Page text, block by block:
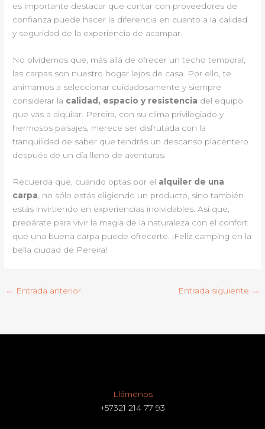
es importante destacar que contar con proveedores de
confianza puede hacer la diferencia en cuanto a la calidad
y seguridad de la experiencia de acampar.
No olvidemos que, más allá de ofrecer un techo temporal,
las carpas son nuestro hogar lejos de casa. Por ello, te
animamos a seleccionar cuidadosamente y siempre
considerar la calidad, espacio y resistencia del equipo
que vas a alquilar. Pereira, con su clima privilegiado y
hermosos paisajes, merece ser disfrutada con la
tranquilidad de saber que tendrás un descanso placentero
después de un día lleno de aventuras.
Recuerda que, cuando optas por el alquiler de una
carpa , no sólo estás eligiendo un producto, sino también
estás invirtiendo en experiencias inolvidables. Así que,
prepárate para vivir la magia de la naturaleza con el confort
que una buena carpa puede ofrecerte. ¡Feliz camping en la
bella ciudad de Pereira!
← Entrada anterior Entrada siguiente →
Llámenos
+57321 214 77 93